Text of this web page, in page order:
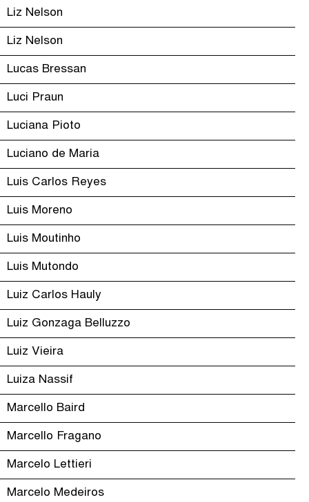
Liz Nelson
Liz Nelson
Lucas Bressan
Luci Praun
Luciana Pioto
Luciano de Maria
Luis Carlos Reyes
Luis Moreno
Luis Moutinho
Luis Mutondo
Luiz Carlos Hauly
Luiz Gonzaga Belluzzo
Luiz Vieira
Luiza Nassif
Marcello Baird
Marcello Fragano
Marcelo Lettieri
Marcelo Medeiros